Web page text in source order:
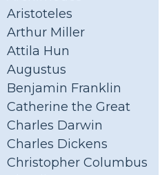
Aristoteles
Arthur Miller
Attila Hun
Augustus
Benjamin Franklin
Catherine the Great
Charles Darwin
Charles Dickens
Christopher Columbus